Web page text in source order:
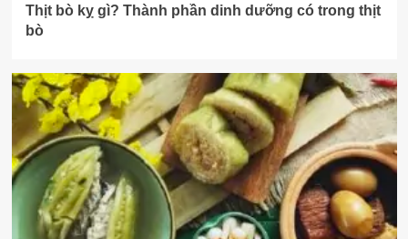
Thịt bò kỵ gì? Thành phần dinh dưỡng có trong thịt
bò